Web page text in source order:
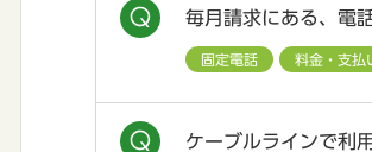
毎月請求にある、電
固定電話 料金・支払
ケーブルラインで利